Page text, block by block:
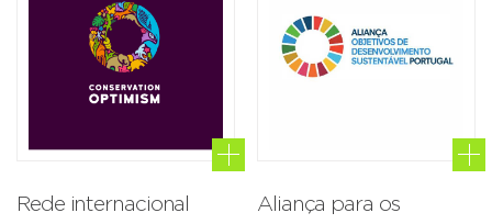
Rede internacional
Aliança para os